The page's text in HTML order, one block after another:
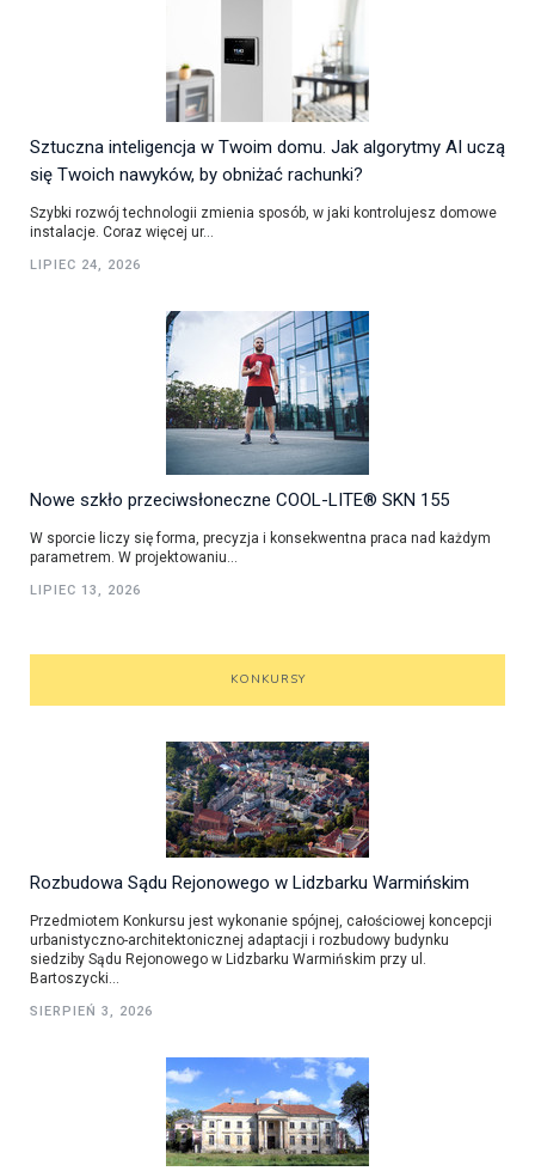
Sztuczna inteligencja w Twoim domu. Jak algorytmy AI uczą
się Twoich nawyków, by obniżać rachunki?
Szybki rozwój technologii zmienia sposób, w jaki kontrolujesz domowe
instalacje. Coraz więcej ur...
LIPIEC 24, 2026
Nowe szkło przeciwsłoneczne COOL-LITE® SKN 155
W sporcie liczy się forma, precyzja i konsekwentna praca nad każdym
parametrem. W projektowaniu...
LIPIEC 13, 2026
KONKURSY
Rozbudowa Sądu Rejonowego w Lidzbarku Warmińskim
Przedmiotem Konkursu jest wykonanie spójnej, całościowej koncepcji
urbanistyczno-architektonicznej adaptacji i rozbudowy budynku
siedziby Sądu Rejonowego w Lidzbarku Warmińskim przy ul.
Bartoszycki...
SIERPIEŃ 3, 2026